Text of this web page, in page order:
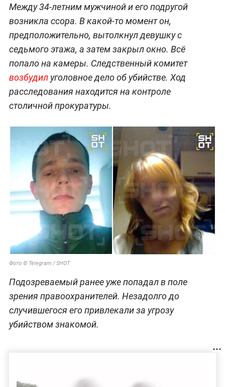
Между 34-летним мужчиной и его подругой
возникла ссора. В какой-то момент он,
предположительно, вытолкнул девушку с
седьмого этажа, а затем закрыл окно. Всё
попало на камеры. Следственный комитет
возбудилуголовное дело об убийстве. Ход
расследования находится на контроле
столичной прокуратуры.
Фото © Telegram / SHOT
Подозреваемый ранее уже попадал в поле
зрения правоохранителей. Незадолго до
случившегося его привлекали за угрозу
убийством знакомой.